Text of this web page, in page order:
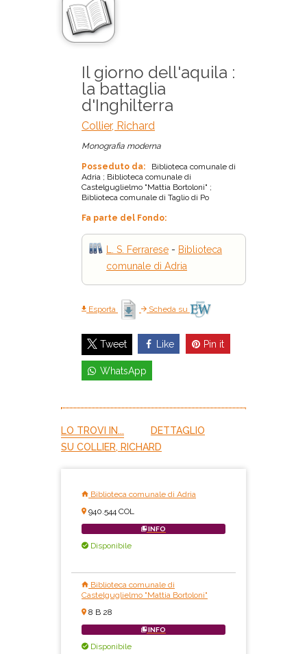
Il giorno dell'aquila :
la battaglia
d'Inghilterra
Collier, Richard
Monografia moderna
Posseduto da:
Biblioteca comunale di
Adria ; Biblioteca comunale di
Castelguglielmo "Mattia Bortoloni" ;
Biblioteca comunale di Taglio di Po
Fa parte del Fondo:
L. S. Ferrarese - Biblioteca
comunale di Adria
Esporta Scheda su
Tweet Like Pin it
WhatsApp
LO TROVI IN...
DETTAGLIO
SU COLLIER, RICHARD
Biblioteca comunale di Adria
940.544 COL
INFO
Disponibile
Biblioteca comunale di
Castelguglielmo "Mattia Bortoloni"
8 B 28
INFO
Disponibile